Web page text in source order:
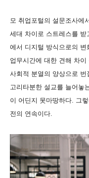
모 취업포털의 설문조사에
세대 차이로 스트레스를
에서 디지털 방식으로의
업무시간에 대한 견해 차
사회적 분열의 양상으로
고리타분한 설교를 늘어놓
이 어딘지 못마땅하다. 그
전의 연속이다.